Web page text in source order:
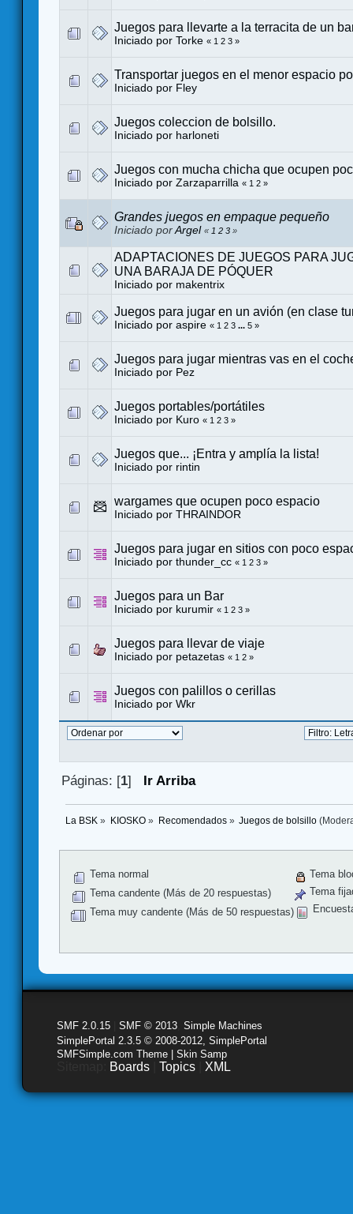
Juegos para llevarte a la terracita de un
Iniciado por Torke « 1 2 3 »
Transportar juegos en el menor espacio
Iniciado por Fley
Juegos coleccion de bolsillo.
Iniciado por harloneti
Juegos con mucha chicha que ocupen
Iniciado por Zarzaparrilla « 1 2 »
Grandes juegos en empaque pequeño
Iniciado por Argel « 1 2 3 »
ADAPTACIONES DE JUEGOS PARA
UNA BARAJA DE PÓQUER
Iniciado por makentrix
Juegos para jugar en un avión (en clase
Iniciado por aspire « 1 2 3 ... 5 »
Juegos para jugar mientras vas en el
Iniciado por Pez
Juegos portables/portátiles
Iniciado por Kuro « 1 2 3 »
Juegos que... ¡Entra y amplía la lista!
Iniciado por rintin
wargames que ocupen poco espacio
Iniciado por THRAINDOR
Juegos para jugar en sitios con poco
Iniciado por thunder_cc « 1 2 3 »
Juegos para un Bar
Iniciado por kurumir « 1 2 3 »
Juegos para llevar de viaje
Iniciado por petazetas « 1 2 »
Juegos con palillos o cerillas
Iniciado por Wkr
Páginas: [1] Ir Arriba
La BSK » KIOSKO» Recomendados» Juegos de bolsillo
Tema normal
Tema candente (Más de 20 respuestas)
Tema muy candente (Más de 50 respuestas)
Tema
Tema
SMF 2.0.15 SMF © 2013 Simple Machines
SimplePortal 2.3.5 © 2008-2012, SimplePortal
SMFSimple.com Theme | Skin Samp
Boards Topics XML